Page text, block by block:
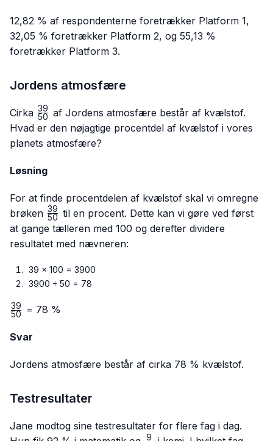
12,82 % af respondenterne foretrækker Platform 1,
32,05 % foretrækker Platform 2, og 55,13 %
foretrækker Platform 3.
Jordens atmosfære
Cirka \frac{39}
{50}
50
39 af Jordens atmosfære består af kvælstof.
Hvad er den nøjagtige procentdel af kvælstof i vores
planets atmosfære?
Løsning
For at finde procentdelen af kvælstof skal vi omregne
brøken \frac{39}
{50}
50
39 til en procent. Dette kan vi gøre ved først
at gange tælleren med 100 og derefter dividere
resultatet med nævneren:
39 × 100 = 3900
3900 ÷ 50 = 78
\frac{39}
50
39 = 78 %
Svar
Jordens atmosfære består af cirka 78 % kvælstof.
Testresultater
Jane modtog sine testresultater for flere fag i dag.
9